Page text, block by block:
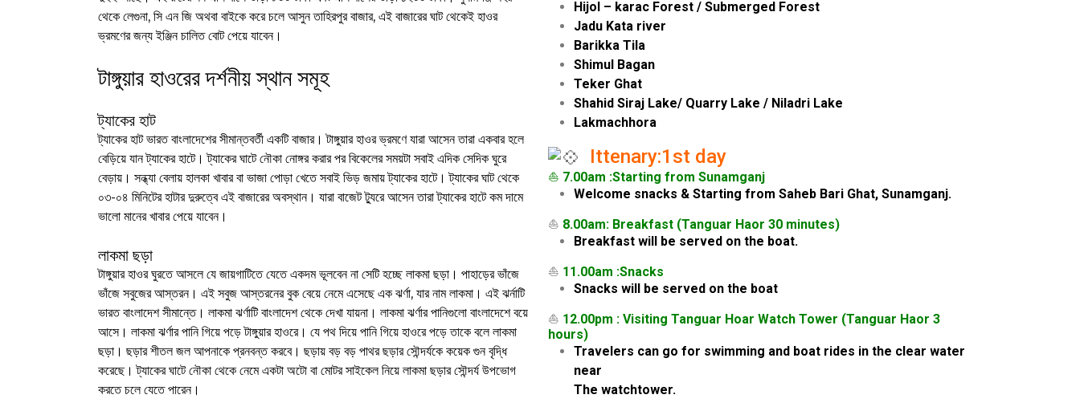
থেকে লেগুনা, সি এন জি অথবা বাইকে করে চলে আসুন তাহিরপুর বাজার, এই বাজারের ঘাট থেকেই হাওর
ভ্রমণের জন্য ইঞ্জিন চালিত বোট পেয়ে যাবেন।
টাঙ্গুয়ার হাওরের দর্শনীয় স্থান সমূহ
ট্যাকের হাট
ট্যাকের হাট ভারত বাংলাদেশের সীমান্তবর্তী একটি বাজার। টাঙ্গুয়ার হাওর ভ্রমণে যারা আসেন তারা একবার হলে
বেড়িয়ে যান ট্যাকের হাটে। ট্যাকের ঘাটে নৌকা নোঙ্গর করার পর বিকেলের সময়টা সবাই এদিক সেদিক ঘুরে
বেড়ায়। সন্ধ্যা বেলায় হালকা খাবার বা ভাজা পোড়া খেতে সবাই ভিড় জমায় ট্যাকের হাটে। ট্যাকের ঘাট থেকে
০৩-০৪ মিনিটের হাটার দুরুত্বে এই বাজারের অবস্থান। যারা বাজেট ট্যুরে আসেন তারা ট্যাকের হাটে কম দামে
ভালো মানের খাবার পেয়ে যাবেন।
লাকমা ছড়া
টাঙ্গুয়ার হাওর ঘুরতে আসলে যে জায়গাটিতে যেতে একদম ভূলবেন না সেটি হচ্ছে লাকমা ছড়া। পাহাড়ের ভাঁজে
ভাঁজে সবুজের আস্তরন। এই সবুজ আস্তরনের বুক বেয়ে নেমে এসেছে এক ঝর্ণা, যার নাম লাকমা। এই ঝর্নাটি
ভারত বাংলাদেশ সীমান্তে। লাকমা ঝর্ণাটি বাংলাদেশ থেকে দেখা যায়না। লাকমা ঝর্ণার পানিগুলো বাংলাদেশে বয়ে
আসে। লাকমা ঝর্ণার পানি গিয়ে পড়ে টাঙ্গুয়ার হাওরে। যে পথ দিয়ে পানি গিয়ে হাওরে পড়ে তাকে বলে লাকমা
ছড়া। ছড়ার শীতল জল আপনাকে প্রনবন্ত করবে। ছড়ায় বড় বড় পাথর ছড়ার সৌন্দর্যকে কয়েক গুন বৃদ্ধি
করেছে। ট্যাকের ঘাটে নৌকা থেকে নেমে একটা অটো বা মোটর সাইকেল নিয়ে লাকমা ছড়ার সৌন্দর্য উপভোগ
করতে চলে যেতে পারেন।
Hijol – karac Forest / Submerged Forest
Jadu Kata river
Barikka Tila
Shimul Bagan
Teker Ghat
Shahid Siraj Lake/ Quarry Lake / Niladri Lake
Lakmachhora
Ittenary:1st day
⛵ 7.00am :Starting from Sunamganj
Welcome snacks & Starting from Saheb Bari Ghat, Sunamganj.
⛵ 8.00am: Breakfast (Tanguar Haor 30 minutes)
Breakfast will be served on the boat.
⛵ 11.00am :Snacks
Snacks will be served on the boat
⛵ 12.00pm : Visiting Tanguar Hoar Watch Tower (Tanguar Haor 3
hours)
Travelers can go for swimming and boat rides in the clear water
near
The watchtower.